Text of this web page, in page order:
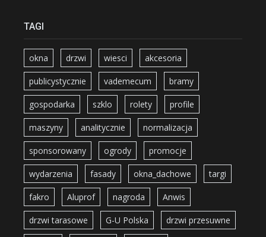
TAGI
okna drzwi wiesci akcesoria
publicystycznie vademecum bramy
gospodarka szklo rolety profile
maszyny analitycznie normalizacja
sponsorowany ogrody promocje
wydarzenia fasady okna_dachowe targi
fakro Aluprof nagroda Anwis
drzwi tarasowe G-U Polska drzwi przesuwne